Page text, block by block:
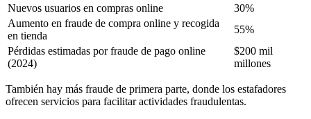
Nuevos usuarios en compras online
30%
Aumento en fraude de compra online y recogida
en tienda
55%
Pérdidas estimadas por fraude de pago online
(2024)
$200 mil
millones
También hay más fraude de primera parte, donde los estafadores
ofrecen servicios para facilitar actividades fraudulentas.